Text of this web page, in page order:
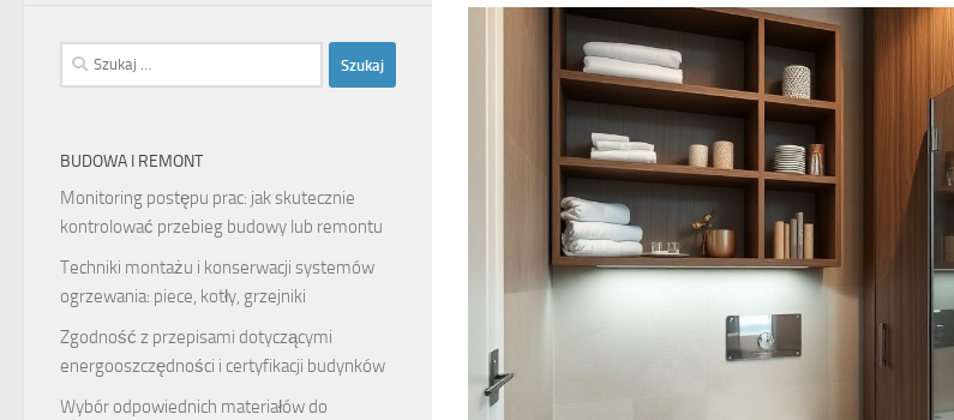
Szukaj:
BUDOWA I REMONT
Monitoring postępu prac: jak skutecznie
kontrolować przebieg budowy lub remontu
Techniki montażu i konserwacji systemów
ogrzewania: piece, kotły, grzejniki
Zgodność z przepisami dotyczącymi
energooszczędności i certyfikacji budynków
Wybór odpowiednich materiałów do